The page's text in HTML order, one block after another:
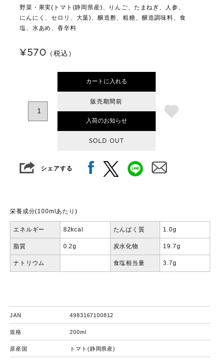
野菜・果実(トマト(静岡県産)、りんご、たまねぎ、人参、
にんにく、セロリ、大葉)、醸造酢、粗糖、醸造調味料、食
塩、水あめ、香辛料
¥570 （税込）
カートに入れる
販売期間前
入荷のお知らせ
SOLD OUT
シェアする
栄養成分(100mlあたり)
エネルギー 82kcal たんぱく質 1.0g
脂質 0.2g 炭水化物 19.7g
ナトリウム 食塩相当量 3.7g
JAN 4983167100812
規格 200ml
原産国 トマト(静岡県産)